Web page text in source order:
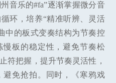
音乐的#fa”逐渐掌握微分音
环，培养“精准听辨、灵活
中的板式变奏结构为节奏控
板的稳定性，避免节奏松
符把握，提升节奏灵活性，
免抢拍。同时，《寒鸦戏